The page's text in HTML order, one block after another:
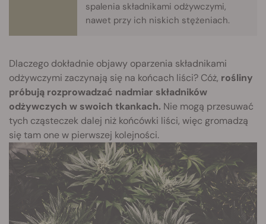
spalenia składnikami odżywczymi,
nawet przy ich niskich stężeniach.
Dlaczego dokładnie objawy oparzenia składnikami
odżywczymi zaczynają się na końcach liści? Cóż, rośliny
próbują rozprowadzać nadmiar składników
odżywczych w swoich tkankach. Nie mogą przesuwać
tych cząsteczek dalej niż końcówki liści, więc gromadzą
się tam one w pierwszej kolejności.